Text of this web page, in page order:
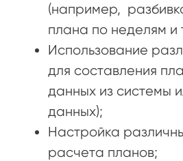
(например,
плана по неделям и
Использование
для составления
данных из системы
данных);
Настройка
расчета планов;